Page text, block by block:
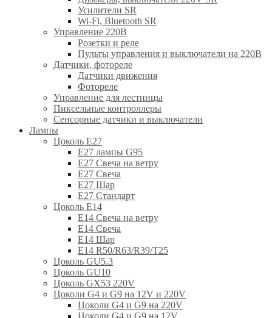
Усилители SR
Wi-Fi, Bluetooth SR
Управление 220В
Розетки и реле
Пульты управления и выключатели на 220В
Датчики, фотореле
Датчики движения
Фотореле
Управление для лестницы
Пиксельные контроллеры
Сенсорные датчики и выключатели
Лампы
Цоколь Е27
E27 лампы G95
E27 Свеча на ветру
E27 Свеча
E27 Шар
E27 Стандарт
Цоколь Е14
E14 Свеча на ветру
E14 Свеча
E14 Шар
E14 R50/R63/R39/T25
Цоколь GU5.3
Цоколь GU10
Цоколь GX53 220V
Цоколи G4 и G9 на 12V и 220V
Цоколи G4 и G9 на 220V
Цоколи G4 и G9 на 12V